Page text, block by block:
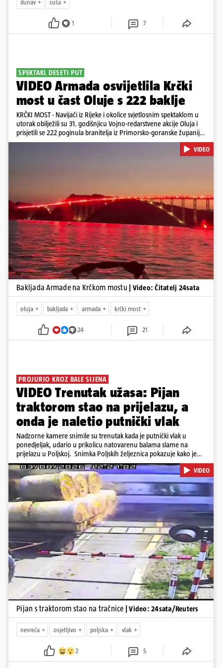
dunav suša
1 7
SPEKTAKL DESETI PUT
VIDEO Armada osvijetlila Krčki
most u čast Oluje s 222 baklje
KRČKI MOST - Navijači iz Rijeke i okolice svjetlosnim spektaklom u
utorak obilježili su 31. godišnjicu Vojno-redarstvene akcije Oluja i
prisjetili se 222 poginula branitelja iz Primorsko-goranske županije.
Bakljadu su priredili desetu godinu zaredom, a gledali su je s kopna
Pokretanje videa...
VIDEO
Bakljada Armade na Krčkom mostu | Video: Čitatelj 24sata
oluja bakljada armada krčki most
24 21
PROJURIO KROZ BALE SIJENA
VIDEO Trenutak užasa: Pijan
traktorom stao na prijelazu, a
onda je naletio putnički vlak
Nadzorne kamere snimile su trenutak kada je putnički vlak u
ponedjeljak, udario u prikolicu natovarenu balama slame na
prijelazu u Poljskoj. Snimka Poljskih željeznica pokazuje kako je
vozač traktora krenuo preko pruge dok su se rampe spuštale i
signalna svjetla bila uključena, a zatim se zaustavio dok su prikolice
ostale na tračnicama. Vlak je ubrzo udario u njih i probio se kroz
teret. U nesreći nije bilo ozlijeđenih. Iz PKP-a su priopćili da je
vozač traktora bio pod utjecajem alkohola te da je ugrozio živote
oko 500 putnika.
Pokretanje videa...
VIDEO
Pijan s traktorom stao na tračnice | Video: 24sata/Reuters
nesreća osjetljivo poljska vlak
2 5